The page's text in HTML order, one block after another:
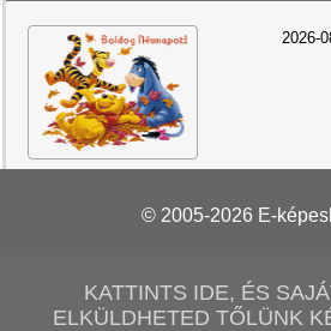
2026-
© 2005-2026 E-
KATTINTS IDE, ÉS
ELKÜLDHETED TŐLÜNK